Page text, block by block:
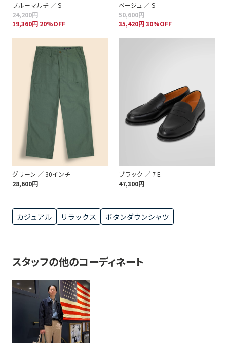
ブルーマルチ ／ S
24,200円
19,360円 20%OFF
ベージュ ／ S
50,600円
35,420円 30%OFF
グリーン ／ 30インチ
28,600円
ブラック ／ 7 E
47,300円
カジュアル リラックス ボタンダウンシャツ
スタッフの他のコーディネート